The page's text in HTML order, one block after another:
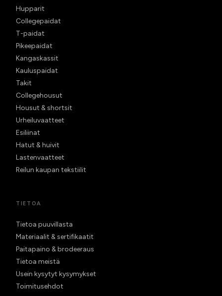
Hupparit
Collegepaidat
T-paidat
Pikeepaidat
Kangaskassit
Kauluspaidat
Takit
Collegehousut
Housut & shortsit
Urheiluvaatteet
Esiliinat
Hatut & huivit
Lastenvaatteet
Reilun kaupan tekstiilit
TIETOA
Tietoa puuvillasta
Materiaalit & sertifikaatit
Paitapaino & brodeeraus
Tietoa meistä
Usein kysytyt kysymykset
Toimitusehdot